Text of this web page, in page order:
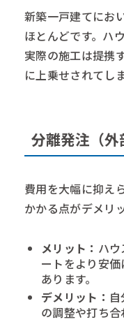
新築一戸建てにお
ほとんどです。ハ
実際の施工は提携
に上乗せされてし
分離発注（
費用を大幅に抑え
かかる点がデメリ
メリット： ハ
ートをより安
あります。
デメリット：
の調整や打ち合